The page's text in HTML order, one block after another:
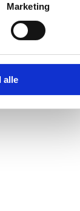
Marketing
alle